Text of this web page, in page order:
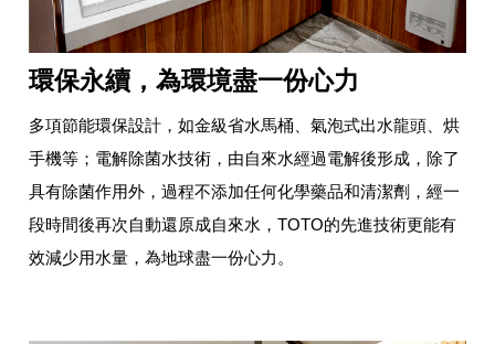
環保永續，為環境盡一份心力
多項節能環保設計，如金級省水馬桶、氣泡式出水龍頭、烘
手機等；電解除菌水技術，由自來水經過電解後形成，除了
具有除菌作用外，過程不添加任何化學藥品和清潔劑，經一
段時間後再次自動還原成自來水，TOTO的先進技術更能有
效減少用水量，為地球盡一份心力。